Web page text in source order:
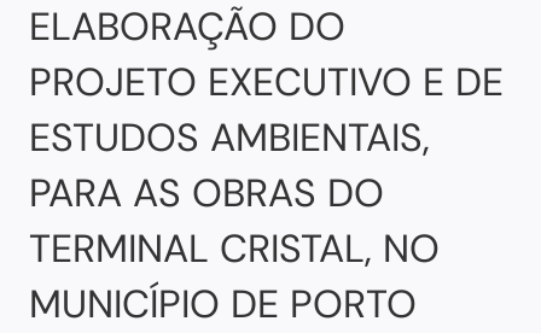
ELABORAÇÃO DO
PROJETO EXECUTIVO E DE
ESTUDOS AMBIENTAIS,
PARA AS OBRAS DO
TERMINAL CRISTAL, NO
MUNICÍPIO DE PORTO